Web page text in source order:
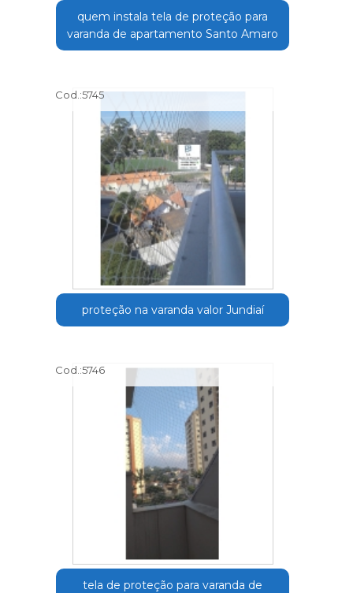
quem instala tela de proteção para
varanda de apartamento Santo Amaro
Cod.:5745
proteção na varanda valor Jundiaí
Cod.:5746
tela de proteção para varanda de